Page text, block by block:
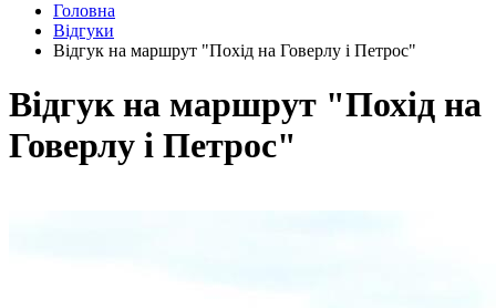
Головна
Відгуки
Відгук на маршрут "Похід на Говерлу і Петрос"
Відгук на маршрут "Похід на
Говерлу і Петрос"